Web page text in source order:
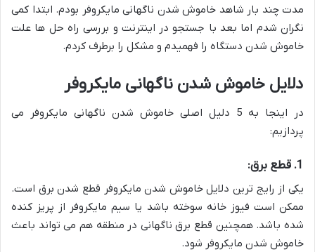
مدت چند بار شاهد خاموش شدن ناگهانی مایکروفر بودم. ابتدا کمی
نگران شدم اما بعد با جستجو در اینترنت و بررسی راه حل ها علت
خاموش شدن دستگاه را فهمیدم و مشکل را برطرف کردم.
دلایل خاموش شدن ناگهانی مایکروفر
در اینجا به 5 دلیل اصلی خاموش شدن ناگهانی مایکروفر می
پردازیم:
1. قطع برق:
یکی از رایج ترین دلایل خاموش شدن مایکروفر قطع شدن برق است.
ممکن است فیوز خانه سوخته باشد یا سیم مایکروفر از پریز کنده
شده باشد. همچنین قطع برق ناگهانی در منطقه هم می تواند باعث
خاموش شدن مایکروفر شود.